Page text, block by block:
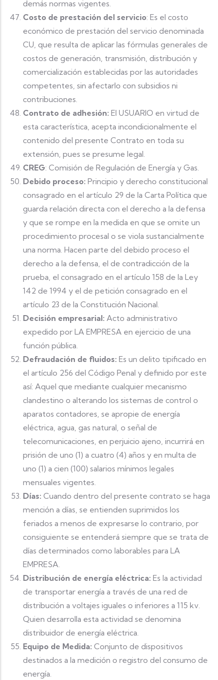
demás normas vigentes.
Costo de prestación del servicio: Es el costo
económico de prestación del servicio denominada
CU, que resulta de aplicar las fórmulas generales de
costos de generación, transmisión, distribución y
comercialización establecidas por las autoridades
competentes, sin afectarlo con subsidios ni
contribuciones.
Contrato de adhesión: El USUARIO en virtud de
esta característica, acepta incondicionalmente el
contenido del presente Contrato en toda su
extensión, pues se presume legal.
CREG: Comisión de Regulación de Energía y Gas.
Debido proceso: Principio y derecho constitucional
consagrado en el artículo 29 de la Carta Política que
guarda relación directa con el derecho a la defensa
y que se rompe en la medida en que se omite un
procedimiento procesal o se viola sustancialmente
una norma. Hacen parte del debido proceso el
derecho a la defensa, el de contradicción de la
prueba, el consagrado en el artículo 158 de la Ley
142 de 1994 y el de petición consagrado en el
artículo 23 de la Constitución Nacional.
Decisión empresarial: Acto administrativo
expedido por LA EMPRESA en ejercicio de una
función pública.
Defraudación de fluidos: Es un delito tipificado en
el artículo 256 del Código Penal y definido por este
así: Aquel que mediante cualquier mecanismo
clandestino o alterando los sistemas de control o
aparatos contadores, se apropie de energía
eléctrica, agua, gas natural, o señal de
telecomunicaciones, en perjuicio ajeno, incurrirá en
prisión de uno (1) a cuatro (4) años y en multa de
uno (1) a cien (100) salarios mínimos legales
mensuales vigentes.
Días: Cuando dentro del presente contrato se haga
mención a días, se entienden suprimidos los
feriados a menos de expresarse lo contrario, por
consiguiente se entenderá siempre que se trata de
días determinados como laborables para LA
EMPRESA.
Distribución de energía eléctrica: Es la actividad
de transportar energía a través de una red de
distribución a voltajes iguales o inferiores a 115 kv.
Quien desarrolla esta actividad se denomina
distribuidor de energía eléctrica.
Equipo de Medida: Conjunto de dispositivos
destinados a la medición o registro del consumo de
energía.